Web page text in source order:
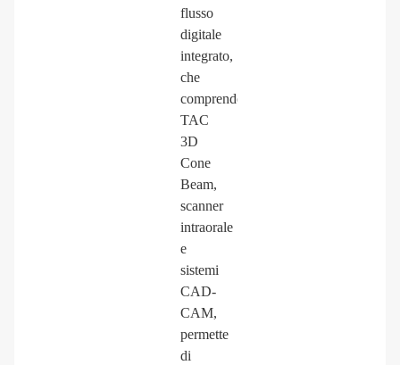
flusso
digitale
integrato,
che
comprende
TAC
3D
Cone
Beam,
scanner
intraorale
e
sistemi
CAD-
CAM,
permette
di